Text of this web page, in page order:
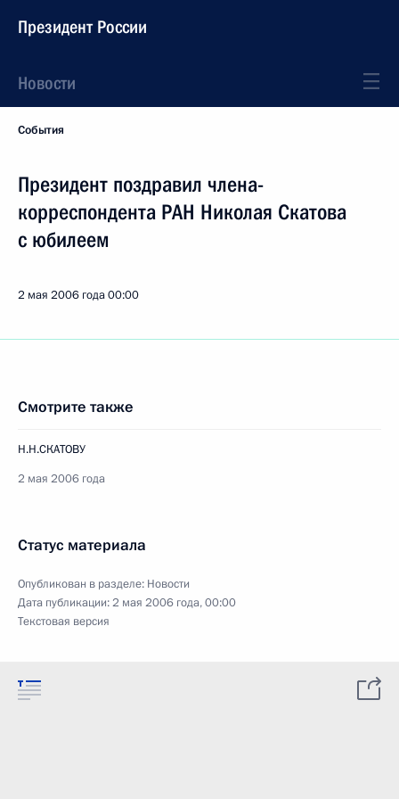
Президент России
Новости
События
Президент поздравил члена-
корреспондента РАН Николая Скатова
с юбилеем
2 мая 2006 года00:00
Смотрите также
Н.Н.СКАТОВУ
2 мая 2006 года
Статус материала
Опубликован в разделе: Новости
Дата публикации:2 мая 2006 года, 00:00
Текстовая версия